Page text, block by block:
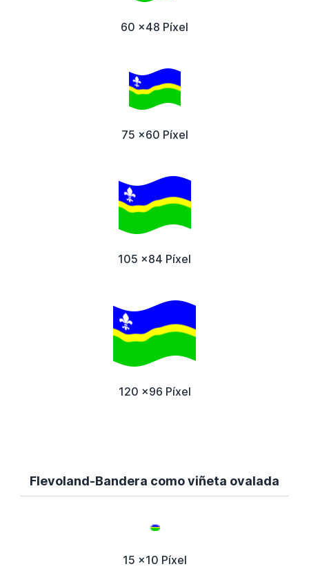
60 x48 Píxel
75 x60 Píxel
105 x84 Píxel
120 x96 Píxel
Flevoland-Bandera como viñeta ovalada
15 x10 Píxel